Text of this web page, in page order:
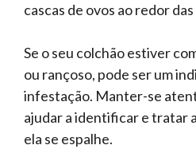
cascas de ovos ao redor
Se o seu colchão estiver
ou rançoso, pode ser um
infestação. Manter-se
ajudar a identificar e tratar
ela se espalhe.